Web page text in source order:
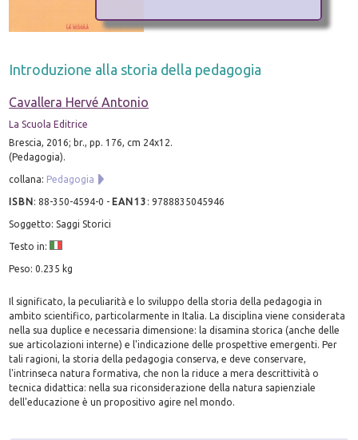
Introduzione alla storia della pedagogia
Cavallera Hervé Antonio
La Scuola Editrice
Brescia, 2016; br., pp. 176, cm 24x12.
(Pedagogia).
collana: Pedagogia
ISBN:88-350-4594-0 - EAN13 :9788835045946
Soggetto: Saggi Storici
Testo in:
Peso: 0.235 kg
Il significato, la peculiarità e lo sviluppo della storia della pedagogia in
ambito scientifico, particolarmente in Italia. La disciplina viene considerata
nella sua duplice e necessaria dimensione: la disamina storica (anche delle
sue articolazioni interne) e l'indicazione delle prospettive emergenti. Per
tali ragioni, la storia della pedagogia conserva, e deve conservare,
l'intrinseca natura formativa, che non la riduce a mera descrittività o
tecnica didattica: nella sua riconsiderazione della natura sapienziale
dell'educazione è un propositivo agire nel mondo.